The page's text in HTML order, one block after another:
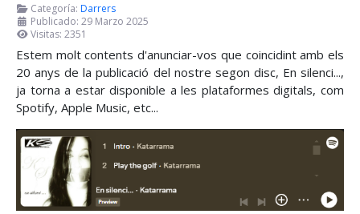
Categoría: Darrers
Publicado: 29 Marzo 2025
Visitas: 2351
Estem molt contents d'anunciar-vos que coincidint amb els
20 anys de la publicació del nostre segon disc, En silenci...,
ja torna a estar disponible a les plataformes digitals, com
Spotify, Apple Music, etc...